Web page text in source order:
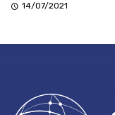
14/07/2021